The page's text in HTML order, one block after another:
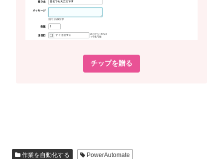
チップを贈る
作業を自動化する PowerAutomate